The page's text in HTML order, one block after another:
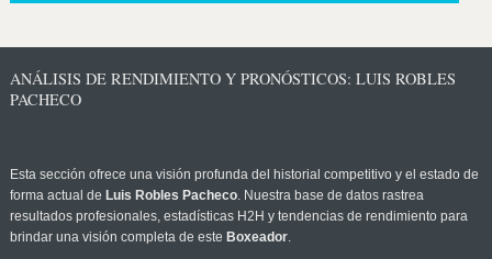
ANÁLISIS DE RENDIMIENTO Y PRONÓSTICOS: LUIS ROBLES
PACHECO
Esta sección ofrece una visión profunda del historial competitivo y el estado de
forma actual de Luis Robles Pacheco. Nuestra base de datos rastrea
resultados profesionales, estadísticas H2H y tendencias de rendimiento para
brindar una visión completa de este Boxeador.